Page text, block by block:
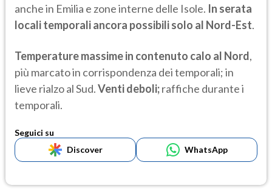
anche in Emilia e zone interne delle Isole. In serata
locali temporali ancora possibili solo al Nord-Est.
Temperature massime in contenuto calo al Nord,
più marcato in corrispondenza dei temporali; in
lieve rialzo al Sud.Venti deboli;raffiche durante i
temporali.
Seguici su
Discover
WhatsApp